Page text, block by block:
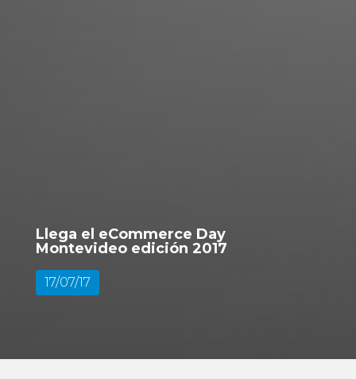
Llega el eCommerce Day
Montevideo edición 2017
17/07/17